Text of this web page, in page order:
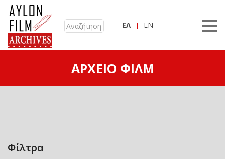
ΕΛ EN
ΑΡΧΕΊΟ ΦΙΛΜ
Φίλτρα